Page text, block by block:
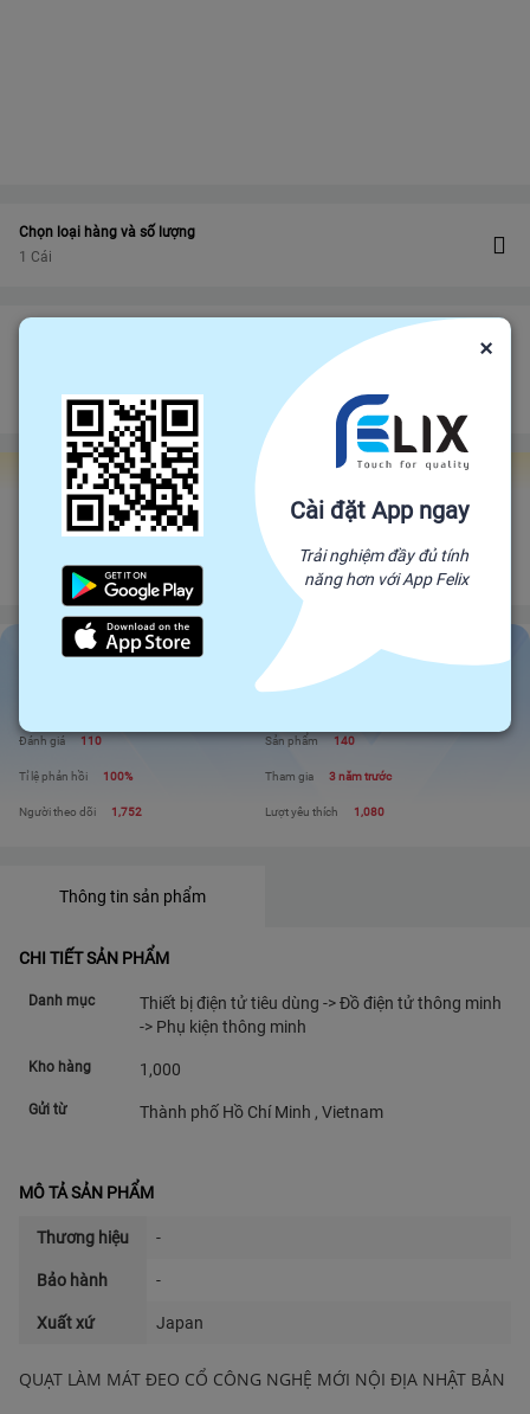
Chọn loại hàng và số lượng
1 Cái
bảo vệ đơn hàng felix.store của bạn
Đảm bảo gửi hàng đúng hạn
Chính sách hoàn tiền
Gian hàng Felix Factories
Happy Shop
Đối tác trực tiếp của Felix, mang sản phẩm trực tiếp từ nhà sản xuất để đến
với người tiêu dùng. Giá cả cạnh tranh - Chất lượng tuyệt đối
Happy Shop
Xem shop
Đánh giá 110 Sản phẩm 140
Tỉ lệ phản hồi 100% Tham gia 3 năm trước
Người theo dõi 1,752 Lượt yêu thích 1,080
Thông tin sản phẩm
CHI TIẾT SẢN PHẨM
Danh mục
Thiết bị điện tử tiêu dùng -> Đồ điện tử thông minh
-> Phụ kiện thông minh
Kho hàng 1,000
Gửi từ Thành phố Hồ Chí Minh , Vietnam
MÔ TẢ SẢN PHẨM
Thương hiệu -
Bảo hành -
Xuất xứ Japan
QUẠT LÀM MÁT ĐEO CỔ CÔNG NGHỆ MỚI NỘI ĐỊA NHẬT BẢN
×
Cài đặt App ngay
Trải nghiệm đầy đủ tính
năng hơn với App Felix